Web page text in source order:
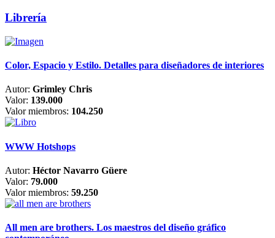
Librería
Color, Espacio y Estilo. Detalles para diseñadores de interiores
Autor: Grimley Chris
Valor: 139.000
Valor miembros: 104.250
WWW Hotshops
Autor: Héctor Navarro Güere
Valor: 79.000
Valor miembros: 59.250
All men are brothers. Los maestros del diseño gráfico